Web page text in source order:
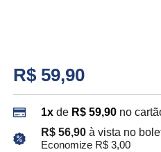
R$ 59,90
1x de R$ 59,90 no
R$ 56,90à vista no
Economize R$ 3,00